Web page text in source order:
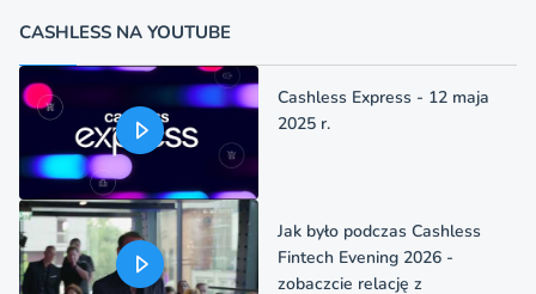
CASHLESS NA YOUTUBE
Cashless Express - 12 maja
2025 r.
Jak było podczas Cashless
Fintech Evening 2026 -
zobaczcie relację z